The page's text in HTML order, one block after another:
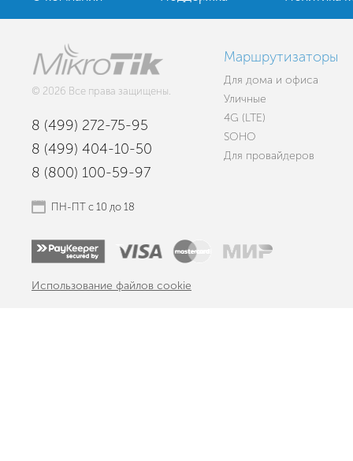
© 2026 Все права защищены.
8 (499) 272-75-95
8 (499) 404-10-50
8 (800) 100-59-97
ПН-ПТ с 10 до 18
Маршрутизаторы
Для дома и офиса
Уличные
4G (LTE)
SOHO
Для провайдеров
Использование файлов cookie